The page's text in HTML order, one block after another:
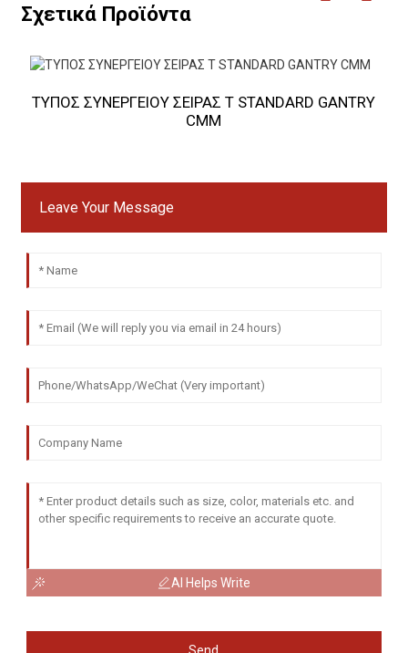
Σχετικά Προϊόντα
ΤΥΠΟΣ ΣΥΝΕΡΓΕΙΟΥ ΣΕΙΡΑΣ T STANDARD GANTRY
CMM
Leave Your Message
AI Helps Write